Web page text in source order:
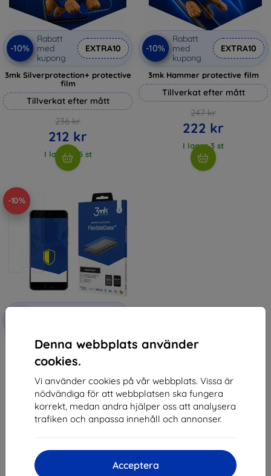
Denna webbplats använder
cookies.
Vi använder cookies på vår webbplats. Vissa är
nödvändiga för att webbplatsen ska fungera
korrekt, medan andra hjälper oss att analysera
trafiken och anpassa innehåll och annonser.
Acceptera
-10%
Rabatt
med
kupong
EXTRA10
3mk Silverprotection+ protective
film
Tillverkat efter mått
236 kr
212 kr
I lager > 5 st
-10%
Rabatt
med
kupong
EXTRA10
3mk Hammer protective film
Tillverkat efter mått
247 kr
222 kr
I lager 3 st
-10%
Rabatt
3MK FlexibleGlass Huawei P10
Plus Hybrid Glass
147 kr
132 kr
I lager > 5 st